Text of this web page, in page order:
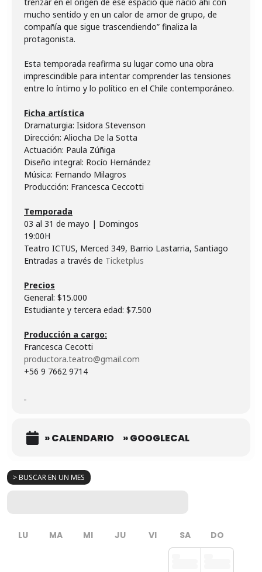
> BUSCAR EN UN MES
LU MA MI JU VI SA DO
mucho sentido y en un calor de amor de grupo, de
compañía que sigue trascendiendo” finaliza la
protagonista.
Esta temporada reafirma su lugar como una obra
imprescindible para intentar comprender las tensiones
entre lo íntimo y lo político en el Chile contemporáneo.
Dramaturgia: Isidora Stevenson
Dirección: Aliocha De la Sotta
Actuación: Paula Zúñiga
Diseño integral: Rocío Hernández
Música: Fernando Milagros
Producción: Francesca Ceccotti
03 al 31 de mayo | Domingos
19:00H
Teatro ICTUS, Merced 349, Barrio Lastarria, Santiago
Entradas a través de Ticketplus
General: $15.000
Estudiante y tercera edad: $7.500
productora.teatro@gmail.com
+56 9 7662 9714
» CALENDARIO » GOOGLECAL